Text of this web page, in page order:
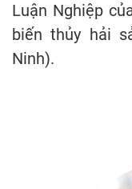
Luận Nghiệp
biến thủy hải
Ninh).